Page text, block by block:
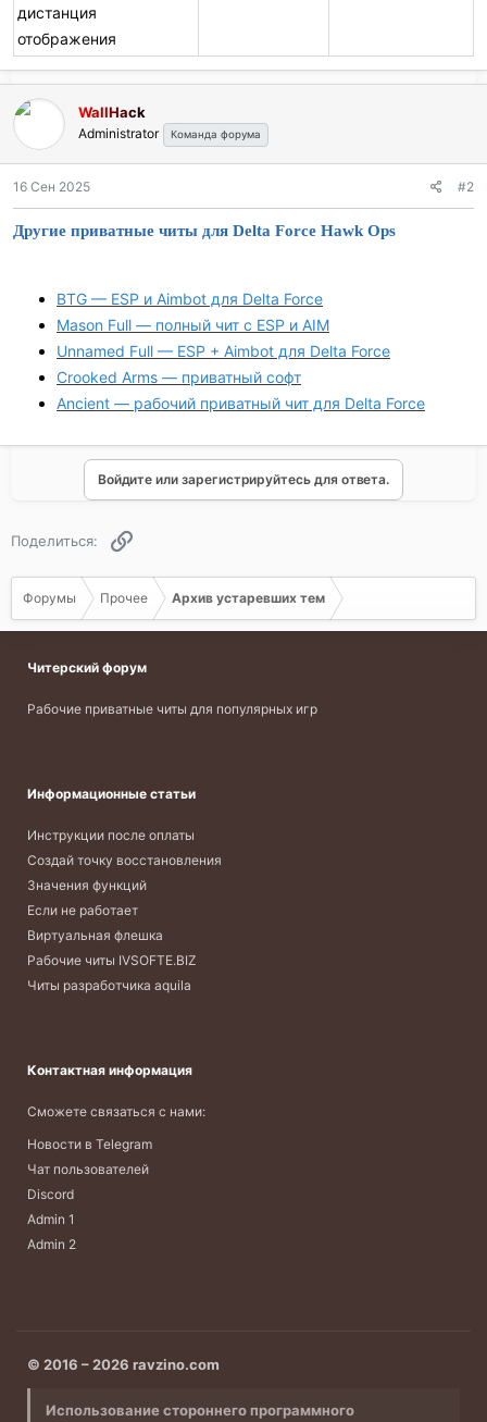
дистанция
отображения
WallHack
Administrator Команда форума
16 Сен 2025 #2
Другие приватные читы для Delta Force Hawk Ops
BTG — ESP и Aimbot для Delta Force
Mason Full — полный чит с ESP и AIM
Unnamed Full — ESP + Aimbot для Delta Force
Crooked Arms — приватный софт
Ancient — рабочий приватный чит для Delta Force
Войдите или зарегистрируйтесь для ответа.
Поделиться:
Форумы Прочее Архив устаревших тем
Читерский форум
Рабочие приватные читы для популярных игр
Информационные статьи
Инструкции после оплаты
Создай точку восстановления
Значения функций
Если не работает
Виртуальная флешка
Рабочие читы IVSOFTE.BIZ
Читы разработчика aquila
Контактная информация
Сможете связаться с нами:
Новости в Telegram
Чат пользователей
Discord
Admin 1
Admin 2
© 2016 – 2026 ravzino.com
Использование стороннего программного